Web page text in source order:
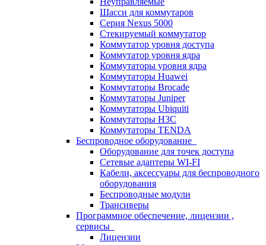
Шасси для коммутаров
Серия Nexus 5000
Стекируемый коммутатор
Коммутатор уровня доступа
Коммутатор уровня ядра
Коммутаторы уровня ядра
Коммутаторы Huawei
Коммутаторы Brocade
Коммутаторы Juniper
Коммутаторы Ubiquiti
Коммутаторы H3C
Коммутаторы TENDA
Беспроводное оборудование
Оборудование для точек доступа
Сетевые адаптеры WI-FI
Кабели, аксессуары для беспроводного
оборудования
Беспроводные модули
Трансиверы
Программное обеспечение, лицензии ,
сервисы
Лицензии